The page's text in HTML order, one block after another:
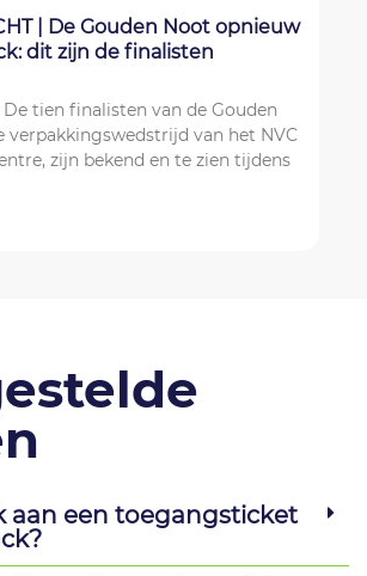
| De Gouden Noot opnieuw
dit zijn de finalisten
tien finalisten van de Gouden
verpakkingswedstrijd van het NVC
zijn bekend en te zien tijdens
aan een toegangsticket